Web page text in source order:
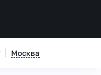
Москва